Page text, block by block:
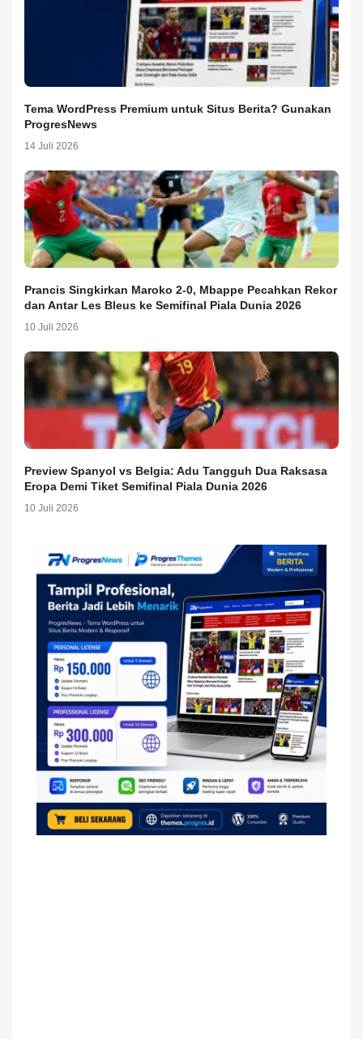
Tema WordPress Premium untuk Situs Berita? Gunakan
ProgresNews
14 Juli 2026
Prancis Singkirkan Maroko 2-0, Mbappe Pecahkan Rekor
dan Antar Les Bleus ke Semifinal Piala Dunia 2026
10 Juli 2026
Preview Spanyol vs Belgia: Adu Tangguh Dua Raksasa
Eropa Demi Tiket Semifinal Piala Dunia 2026
10 Juli 2026